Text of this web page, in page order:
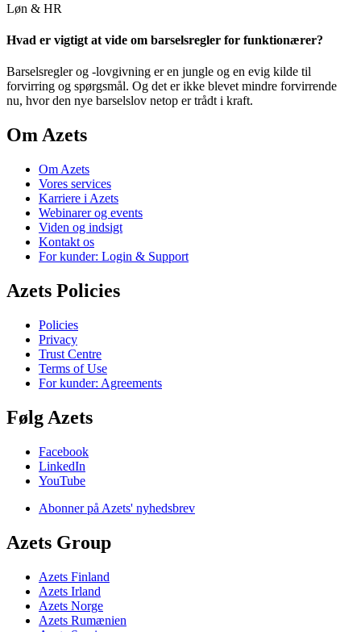
Løn & HR
Hvad er vigtigt at vide om barselsregler for funktionærer?
Barselsregler og -lovgivning er en jungle og en evig kilde til
forvirring og spørgsmål. Og det er ikke blevet mindre forvirrende
nu, hvor den nye barselslov netop er trådt i kraft.
Om Azets
Om Azets
Vores services
Karriere i Azets
Webinarer og events
Viden og indsigt
Kontakt os
For kunder: Login & Support
Azets Policies
Policies
Privacy
Trust Centre
Terms of Use
For kunder: Agreements
Følg Azets
Facebook
LinkedIn
YouTube
Abonner på Azets' nyhedsbrev
Azets Group
Azets Finland
Azets Irland
Azets Norge
Azets Rumænien